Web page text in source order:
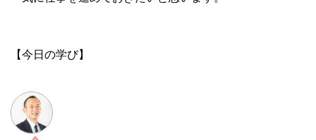
【今日の学び】